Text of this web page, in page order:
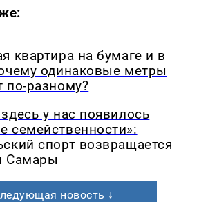
квартира на бумаге и в
одинаковые метры
по-разному?
у нас появилось
семейственности»:
спорт возвращается
Самары
новость ↓